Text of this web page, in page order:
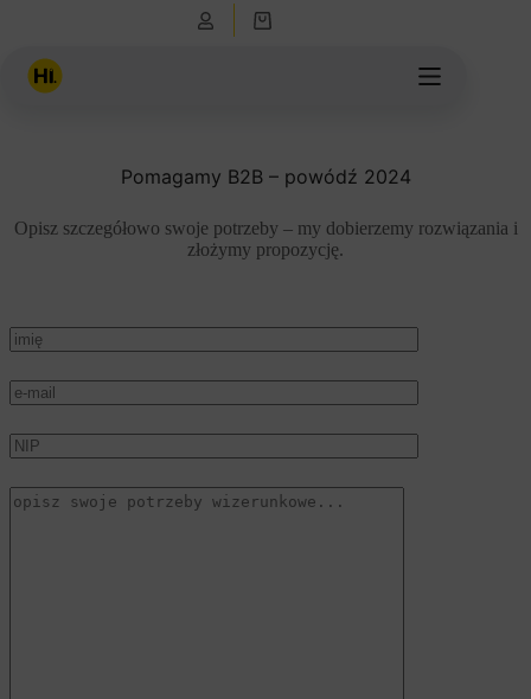
Koszyk
Pomagamy B2B – powódź 2024
Opisz szczegółowo swoje potrzeby – my dobierzemy rozwiązania i
złożymy propozycję.